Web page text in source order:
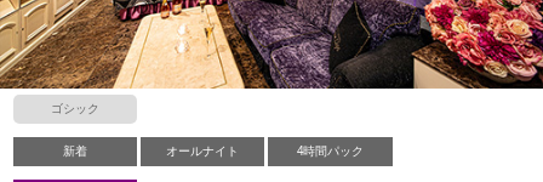
ゴシック
新着 オールナイト 4時間パック